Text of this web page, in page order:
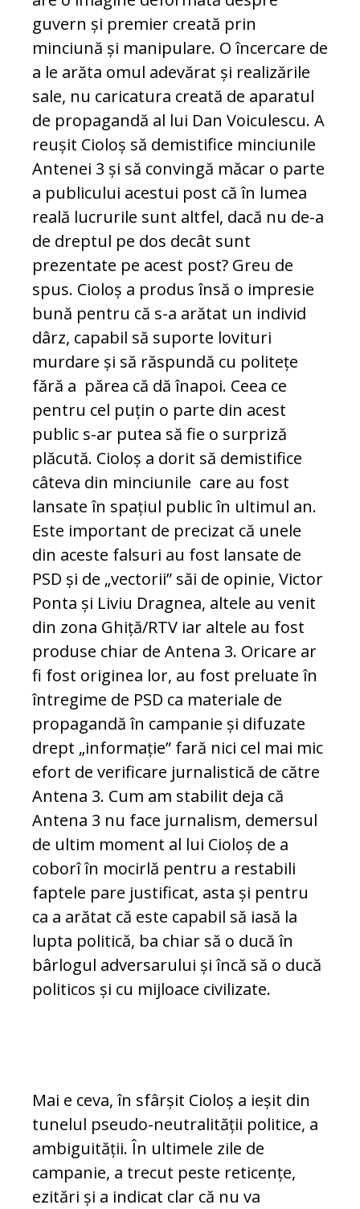
guvern și premier creată prin
minciună și manipulare. O încercare de
a le arăta omul adevărat și realizările
sale, nu caricatura creată de aparatul
de propagandă al lui Dan Voiculescu. A
reușit Cioloș să demistifice minciunile
Antenei 3 și să convingă măcar o parte
a publicului acestui post că în lumea
reală lucrurile sunt altfel, dacă nu de-a
de dreptul pe dos decât sunt
prezentate pe acest post? Greu de
spus. Cioloș a produs însă o impresie
bună pentru că s-a arătat un individ
dârz, capabil să suporte lovituri
murdare și să răspundă cu politețe
fără a părea că dă înapoi. Ceea ce
pentru cel puțin o parte din acest
public s-ar putea să fie o surpriză
plăcută. Cioloș a dorit să demistifice
câteva din minciunile care au fost
lansate în spațiul public în ultimul an.
Este important de precizat că unele
din aceste falsuri au fost lansate de
PSD și de „vectorii” săi de opinie, Victor
Ponta și Liviu Dragnea, altele au venit
din zona Ghiță/RTV iar altele au fost
produse chiar de Antena 3. Oricare ar
fi fost originea lor, au fost preluate în
întregime de PSD ca materiale de
propagandă în campanie și difuzate
drept „informație” fară nici cel mai mic
efort de verificare jurnalistică de către
Antena 3. Cum am stabilit deja că
Antena 3 nu face jurnalism, demersul
de ultim moment al lui Cioloș de a
coborî în mocirlă pentru a restabili
faptele pare justificat, asta și pentru
ca a arătat că este capabil să iasă la
lupta politică, ba chiar să o ducă în
bârlogul adversarului și încă să o ducă
politicos și cu mijloace civilizate.
Mai e ceva, în sfârșit Cioloș a ieșit din
tunelul pseudo-neutralității politice, a
ambiguității. În ultimele zile de
campanie, a trecut peste reticențe,
ezitări și a indicat clar că nu va